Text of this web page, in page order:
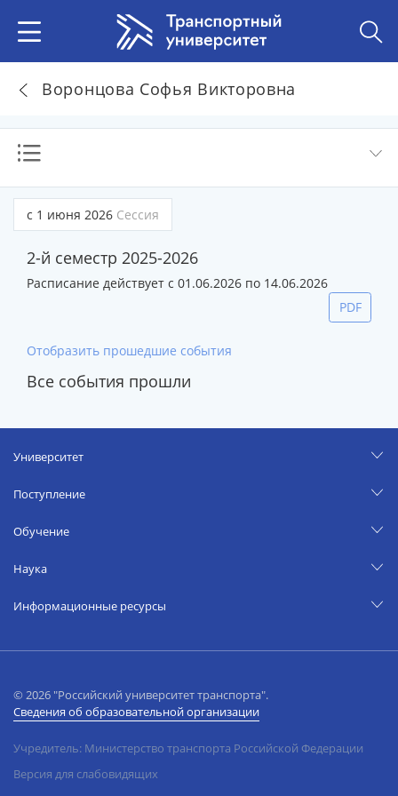
Воронцова Софья Викторовна
с 1 июня 2026 Сессия
2-й семестр 2025-2026
Расписание действует с 01.06.2026 по 14.06.2026
PDF
Отобразить прошедшие события
Все события прошли
Университет
Поступление
Обучение
Наука
Информационные ресурсы
© 2026 "Российский университет транспорта".
Сведения об образовательной организации
Учредитель: Министерство транспорта Российской Федерации
Версия для слабовидящих